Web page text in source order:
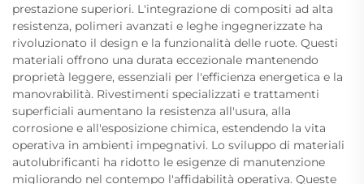
prestazione superiori. L'integrazione di compositi ad alta
resistenza, polimeri avanzati e leghe ingegnerizzate ha
rivoluzionato il design e la funzionalità delle ruote. Questi
materiali offrono una durata eccezionale mantenendo
proprietà leggere, essenziali per l'efficienza energetica e la
manovrabilità. Rivestimenti specializzati e trattamenti
superficiali aumentano la resistenza all'usura, alla
corrosione e all'esposizione chimica, estendendo la vita
operativa in ambienti impegnativi. Lo sviluppo di materiali
autolubrificanti ha ridotto le esigenze di manutenzione
migliorando nel contempo l'affidabilità operativa. Queste